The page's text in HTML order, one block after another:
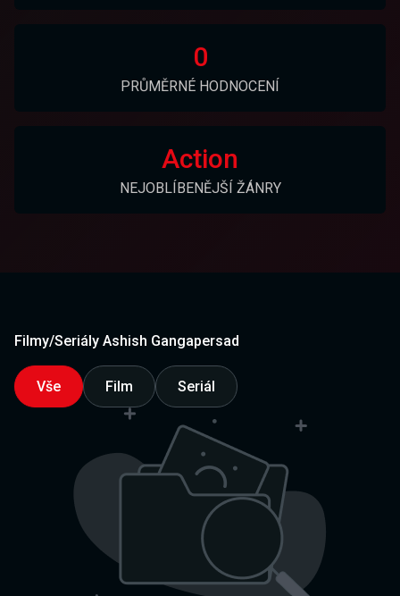
0
PRŮMĚRNÉ HODNOCENÍ
Action
NEJOBLÍBENĚJŠÍ ŽÁNRY
Filmy/Seriály Ashish Gangapersad
Vše Film Seriál